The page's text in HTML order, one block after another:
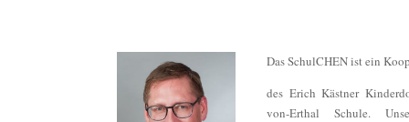
Das SchulCHEN ist ein
des Erich Kästner
von-Erthal Schule.